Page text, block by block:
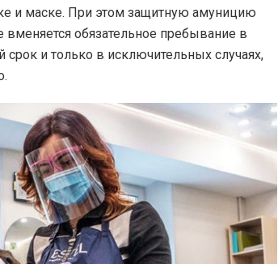
и маске. При этом защитную амуницию
обязательное пребывание в
срок и только в исключительных случаях,